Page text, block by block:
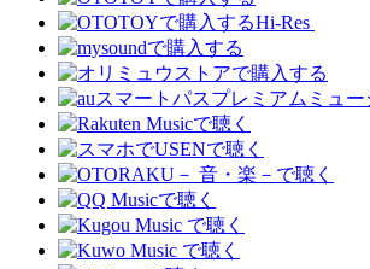
Hi-Res